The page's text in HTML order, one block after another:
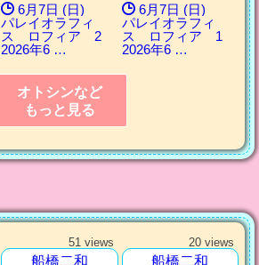
6月7日 (日)
パレイオラフィ
ス ロフィア 2
2026年6 …
6月7日 (日)
パレイオラフィ
ス ロフィア 1
2026年6 …
オトシンなど
もっと見る
51 views
船橋二和
20 views
船橋二和